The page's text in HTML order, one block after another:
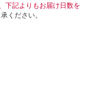
下記よりもお届け日数を
ください。